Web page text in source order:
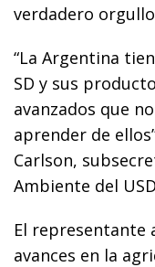
verdadero
“La Argentina
SD y sus
avanzados que
aprender de
Carlson,
Ambiente del
El representante
avances en la